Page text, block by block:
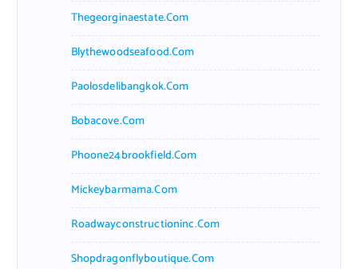
Thegeorginaestate.com
Blythewoodseafood.com
Paolosdelibangkok.com
Bobacove.com
Phoone24brookfield.com
Mickeybarmama.com
Roadwayconstructioninc.com
Shopdragonflyboutique.com